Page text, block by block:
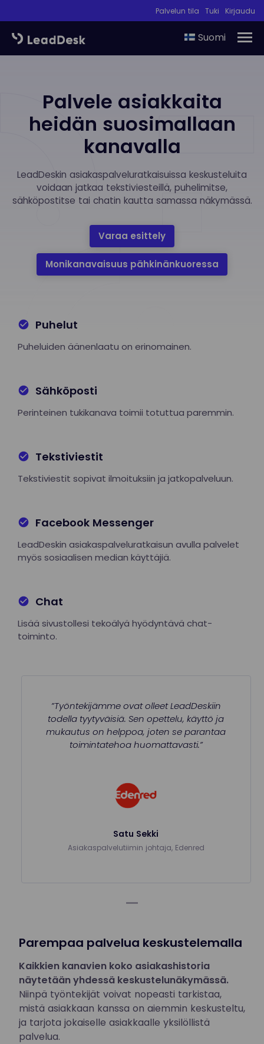
Palvelun tila Tuki Kirjaudu
Suomi
Palvele asiakkaita
heidän suosimallaan
kanavalla
LeadDeskin asiakaspalveluratkaisuissa keskusteluita
voidaan jatkaa tekstiviesteillä, puhelimitse,
sähköpostitse tai chatin kautta samassa näkymässä.
Varaa esittely
Monikanavaisuus pähkinänkuoressa
Puhelut
Puheluiden äänenlaatu on erinomainen.
Sähköposti
Perinteinen tukikanava toimii totuttua paremmin.
Tekstiviestit
Tekstiviestit sopivat ilmoituksiin ja jatkopalveluun.
Facebook Messenger
LeadDeskin asiakaspalveluratkaisun avulla palvelet
myös sosiaalisen median käyttäjiä.
Chat
Lisää sivustollesi tekoälyä hyödyntävä chat-
toiminto.
”Työntekijämme ovat olleet LeadDeskiin
todella tyytyväisiä. Sen opettelu, käyttö ja
mukautus on helppoa, joten se parantaa
toimintatehoa huomattavasti.”
Satu Sekki
Asiakaspalvelutiimin johtaja, Edenred
Parempaa palvelua keskustelemalla
Kaikkien kanavien koko asiakashistoria
näytetään yhdessä keskustelunäkymässä.
Niinpä työntekijät voivat nopeasti tarkistaa,
mistä asiakkaan kanssa on aiemmin keskusteltu,
ja tarjota jokaiselle asiakkaalle yksilöllistä
palvelua.